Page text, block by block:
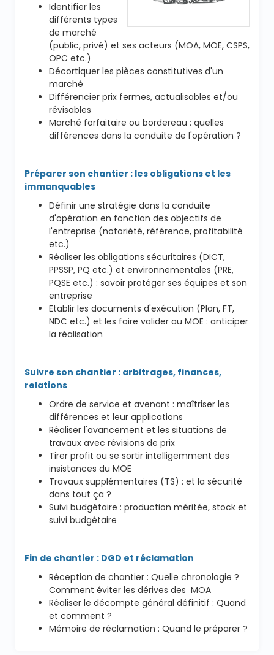
Identifier les
différents types
de marché
(public, privé) et ses acteurs (MOA, MOE, CSPS,
OPC etc.)
Décortiquer les pièces constitutives d'un
marché
Différencier prix fermes, actualisables et/ou
révisables
Marché forfaitaire ou bordereau : quelles
différences dans la conduite de l'opération ?
Préparer son chantier : les obligations et les
immanquables
Définir une stratégie dans la conduite
d'opération en fonction des objectifs de
l'entreprise (notoriété, référence, profitabilité
etc.)
Réaliser les obligations sécuritaires (DICT,
PPSSP, PQ etc.) et environnementales (PRE,
PQSE etc.) : savoir protéger ses équipes et son
entreprise
Etablir les documents d'exécution (Plan, FT,
NDC etc.) et les faire valider au MOE : anticiper
la réalisation
Suivre son chantier : arbitrages, finances,
relations
Ordre de service et avenant : maîtriser les
différences et leur applications
Réaliser l'avancement et les situations de
travaux avec révisions de prix
Tirer profit ou se sortir intelligemment des
insistances du MOE
Travaux supplémentaires (TS) : et la sécurité
dans tout ça ?
Suivi budgétaire : production méritée, stock et
suivi budgétaire
Fin de chantier : DGD et réclamation
Réception de chantier : Quelle chronologie ?
Comment éviter les dérives des MOA
Réaliser le décompte général définitif : Quand
et comment ?
Mémoire de réclamation : Quand le préparer ?